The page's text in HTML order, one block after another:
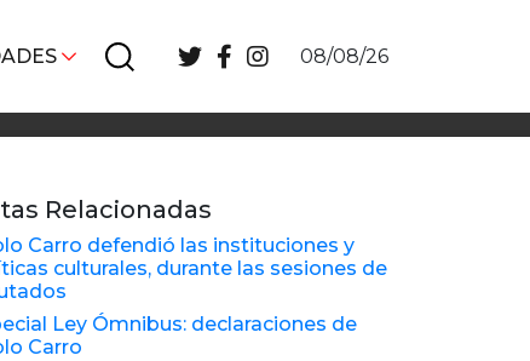
08/08/26
Relacionadas
Carro defendió las instituciones y
culturales, durante las sesiones de
Ley Ómnibus: declaraciones de
Carro